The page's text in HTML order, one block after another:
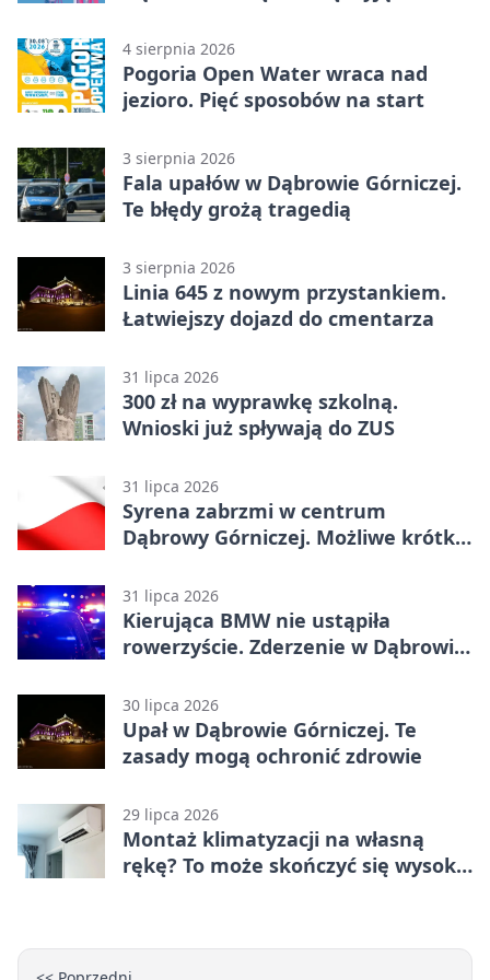
4 sierpnia 2026
Pogoria Open Water wraca nad
jezioro. Pięć sposobów na start
3 sierpnia 2026
Fala upałów w Dąbrowie Górniczej.
Te błędy grożą tragedią
3 sierpnia 2026
Linia 645 z nowym przystankiem.
Łatwiejszy dojazd do cmentarza
31 lipca 2026
300 zł na wyprawkę szkolną.
Wnioski już spływają do ZUS
31 lipca 2026
Syrena zabrzmi w centrum
Dąbrowy Górniczej. Możliwe krótkie
31 lipca 2026
Kierująca BMW nie ustąpiła
rowerzyście. Zderzenie w Dąbrowie
30 lipca 2026
Upał w Dąbrowie Górniczej. Te
zasady mogą ochronić zdrowie
29 lipca 2026
Montaż klimatyzacji na własną
rękę? To może skończyć się wysoką